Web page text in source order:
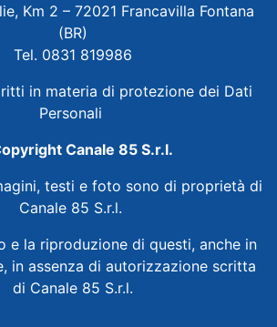
Km 2 – 72021 Francavilla Fontana
(BR)
Tel. 0831 819986
in materia di protezione dei Dati
Personali
Canale 85 S.r.l.
testi e foto sono di proprietà di
Canale 85 S.r.l.
e la riproduzione di questi, anche in
in assenza di autorizzazione scritta
di Canale 85 S.r.l.